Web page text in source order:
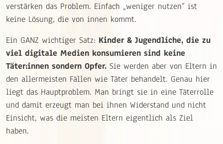
verstärken das Problem. Einfach „weniger nutzen” ist
keine Lösung, die von innen kommt.
Ein GANZ wichtiger Satz: Kinder & Jugendliche, die zu
viel digitale Medien konsumieren sind keine
Täter:innen sondern Opfer. Sie werden aber von Eltern in
den allermeisten Fällen wie Täter behandelt. Genau hier
liegt das Hauptproblem. Man bringt sie in eine Täterrolle
und damit erzeugt man bei ihnen Widerstand und nicht
Einsicht, was die meisten Eltern eigentlich als Ziel
haben.